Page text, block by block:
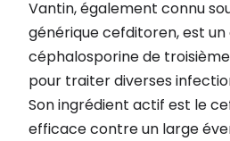
Vantin, également connu
générique cefditoren, est
céphalosporine de
pour traiter diverses
Son ingrédient actif est le
efficace contre un large